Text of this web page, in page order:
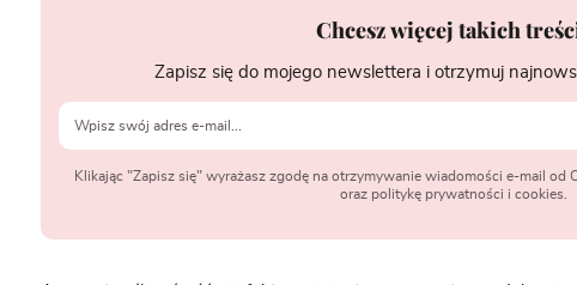
Chcesz więcej takich
Zapisz się do mojego newslettera i otrzymuj
Klikając "Zapisz się" wyrażasz zgodę na otrzymywanie wiadomości e-mail od
oraz politykę prywatności i cookies.